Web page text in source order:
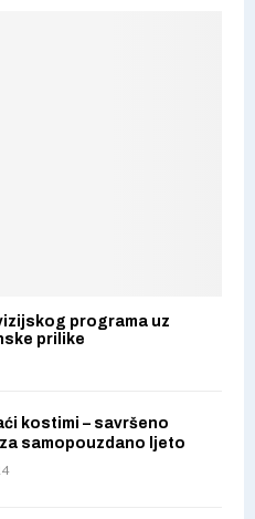
programa uz
prilike
kostimi – savršeno
samopouzdano ljeto